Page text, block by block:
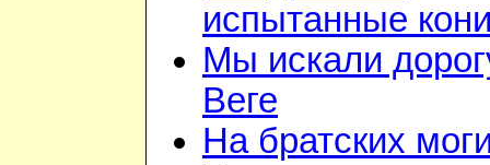
испытанные
Мы искали
Веге
На братских